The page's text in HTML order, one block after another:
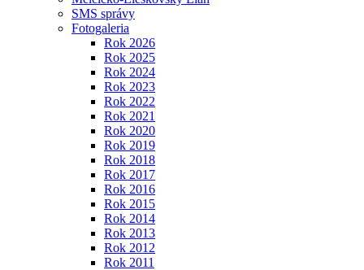
SMS správy
Fotogaleria
Rok 2026
Rok 2025
Rok 2024
Rok 2023
Rok 2022
Rok 2021
Rok 2020
Rok 2019
Rok 2018
Rok 2017
Rok 2016
Rok 2015
Rok 2014
Rok 2013
Rok 2012
Rok 2011